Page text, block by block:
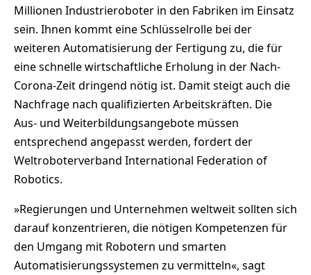
Millionen Industrieroboter in den Fabriken im Einsatz
sein. Ihnen kommt eine Schlüsselrolle bei der
weiteren Automatisierung der Fertigung zu, die für
eine schnelle wirtschaftliche Erholung in der Nach-
Corona-Zeit dringend nötig ist. Damit steigt auch die
Nachfrage nach qualifizierten Arbeitskräften. Die
Aus- und Weiterbildungsangebote müssen
entsprechend angepasst werden, fordert der
Weltroboterverband International Federation of
Robotics.
»Regierungen und Unternehmen weltweit sollten sich
darauf konzentrieren, die nötigen Kompetenzen für
den Umgang mit Robotern und smarten
Automatisierungssystemen zu vermitteln«, sagt